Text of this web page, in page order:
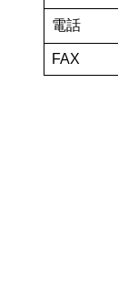
電話
FAX